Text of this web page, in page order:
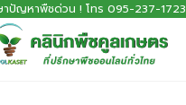
าปัญหาพืชด่วน ! โทร 095-237-1723